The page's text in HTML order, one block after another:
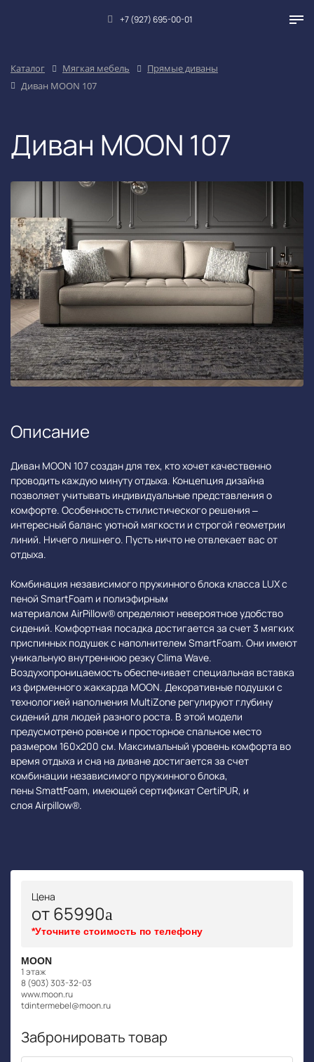
+7 (927) 695-00-01
Каталог Мягкая мебель
Прямые диваны
Диван MOON 107
Диван MOON 107
Описание
Диван MOON 107 создан для тех, кто хочет качественно
проводить каждую минуту отдыха. Концепция дизайна
позволяет учитывать индивидуальные представления о
комфорте. Особенность стилистического решения –
интересный баланс уютной мягкости и строгой геометрии
линий. Ничего лишнего. Пусть ничто не отвлекает вас от
отдыха.
Комбинация независимого пружинного блока класса LUX с
пеной SmartFoam и полиэфирным
материалом AirPillow® определяют невероятное удобство
сидений. Комфортная посадка достигается за счет 3 мягких
приспинных подушек с наполнителем SmartFoam. Они имеют
уникальную внутреннюю резку Clima Wave.
Воздухопроницаемость обеспечивает специальная вставка
из фирменного жаккарда MOON. Декоративные подушки с
технологией наполнения MultiZone регулируют глубину
сидений для людей разного роста. В этой модели
предусмотрено ровное и просторное спальное место
размером 160х200 см. Максимальный уровень комфорта во
время отдыха и сна на диване достигается за счет
комбинации независимого пружинного блока,
пены SmattFoam, имеющей сертификат CertiPUR, и
слоя Airpillow®.
Цена
от 65990
*Уточните стоимость по телефону
MOON
1 этаж
8 (903) 303-32-03
www.moon.ru
tdintermebel@moon.ru
Забронировать товар